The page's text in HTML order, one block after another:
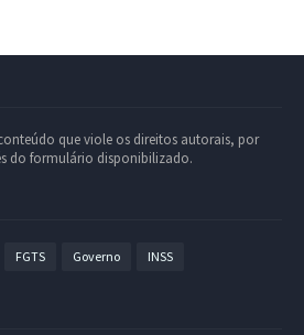
que viole os direitos autorais, por
do formulário disponibilizado.
FGTS Governo INSS